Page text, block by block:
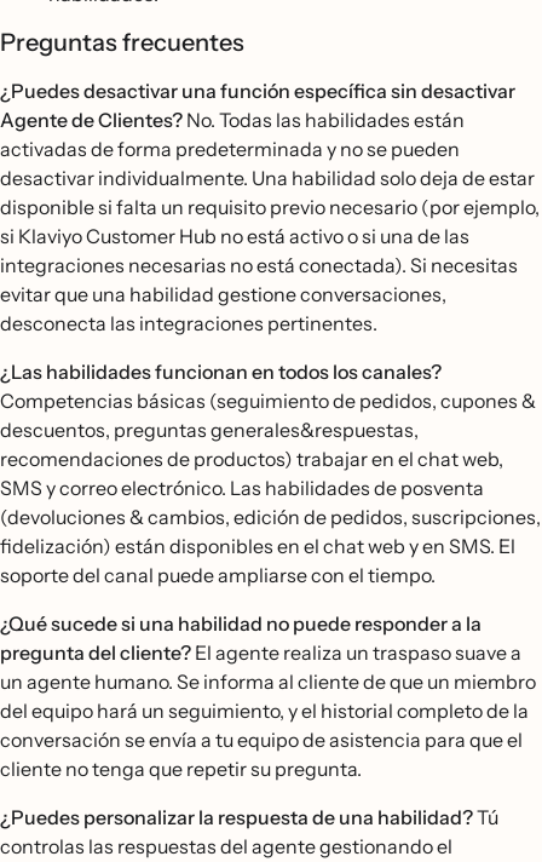
Preguntas frecuentes
¿Puedes desactivar una función específica sin desactivar
Agente de Clientes? No. Todas las habilidades están
activadas de forma predeterminada y no se pueden
desactivar individualmente. Una habilidad solo deja de estar
disponible si falta un requisito previo necesario (por ejemplo,
si Klaviyo Customer Hub no está activo o si una de las
integraciones necesarias no está conectada). Si necesitas
evitar que una habilidad gestione conversaciones,
desconecta las integraciones pertinentes.
¿Las habilidades funcionan en todos los canales?
Competencias básicas (seguimiento de pedidos, cupones &
descuentos, preguntas generales&respuestas,
recomendaciones de productos) trabajar en el chat web,
SMS y correo electrónico. Las habilidades de posventa
(devoluciones & cambios, edición de pedidos, suscripciones,
fidelización) están disponibles en el chat web y en SMS. El
soporte del canal puede ampliarse con el tiempo.
¿Qué sucede si una habilidad no puede responder a la
pregunta del cliente? El agente realiza un traspaso suave a
un agente humano. Se informa al cliente de que un miembro
del equipo hará un seguimiento, y el historial completo de la
conversación se envía a tu equipo de asistencia para que el
cliente no tenga que repetir su pregunta.
¿Puedes personalizar la respuesta de una habilidad?Tú
controlas las respuestas del agente gestionando el